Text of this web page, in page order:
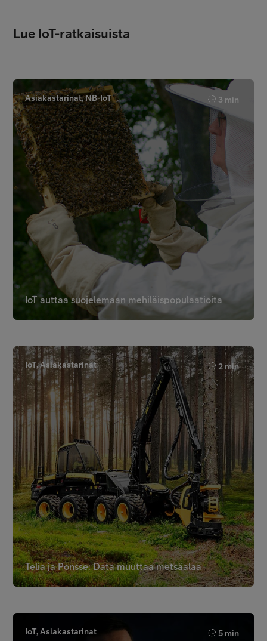
Lue IoT-ratkaisuista
Asiakastarinat, NB-IoT 3 min
IoT auttaa suojelemaan mehiläispopulaatioita
IoT, Asiakastarinat 2 min
Telia ja Ponsse: Data muuttaa metsäalaa
IoT, Asiakastarinat 5 min